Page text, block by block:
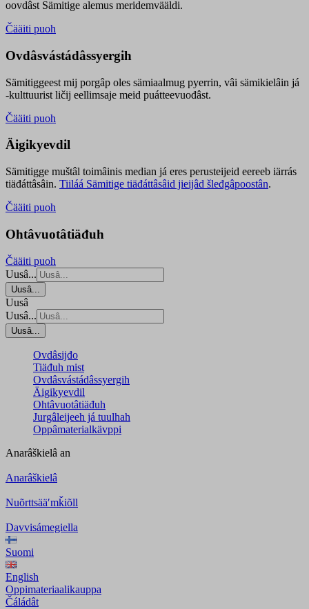
oovdâst Sämitige alemus meridemvääldi.
Čääiti puoh
Ovdâsvástádâssyergih
Sämitiggeest mij porgâp oles sämiaalmug pyerrin, vâi sämikielâin já
-kulttuurist ličij eellimsaje meid puátteevuođâst.
Čääiti puoh
Äigikyevdil
Sämitigge muštâl toimâinis median já eres perusteijeid eereeb iärrás
tiäđáttâsâin. Tiiláá Sämitige tiäđáttâsâid jieijâd šleđgâpoostân.
Čääiti puoh
Ohtâvuotâtiäđuh
Čääiti puoh
Uusâ...
Uusâ...
Uusâ
Uusâ...
Uusâ...
Ovdâsijđo
Tiäđuh mist
Ovdâsvástádâssyergih
Äigikyevdil
Ohtâvuotâtiäđuh
Jurgâleijeeh já tuulhah
Oppâmaterialkävppi
Anarâškielâ an
Anarâškielâ
Nuõrttsääʹmǩiõll
Davvisámegiella
Suomi
English
Oppimateriaalikauppa
Čáládât